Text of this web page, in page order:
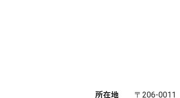
所在地 〒206-0011